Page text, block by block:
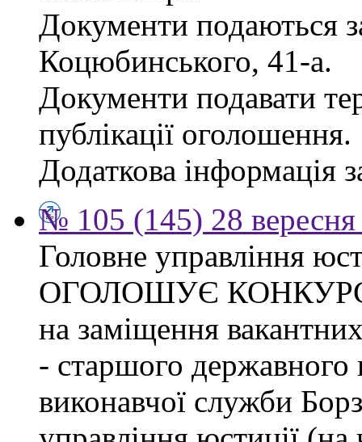
Документи подаються
Коцюбинського, 41-а.
Документи подавати
публікації оголошення.
Додаткова інформація
№ 105 (145) 28 вересня
Головне управління
ОГОЛОШУЄ
на заміщення
- старшого державного
виконавчої служби